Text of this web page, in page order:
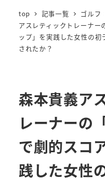
top 記事一覧 ゴルフ
アスレティックトレーナー
ップ」を実践した女性の
されたか？
森本貴義ア
レーナーの
で劇的スコ
践した女性